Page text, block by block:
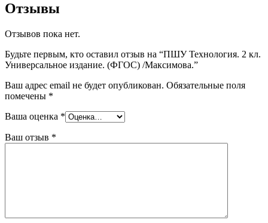
Отзывы
Отзывов пока нет.
Будьте первым, кто оставил отзыв на “ПШУ Технология. 2 кл.
Универсальное издание. (ФГОС) /Максимова.”
Ваш адрес email не будет опубликован. Обязательные поля
помечены *
Ваша оценка *
Ваш отзыв *